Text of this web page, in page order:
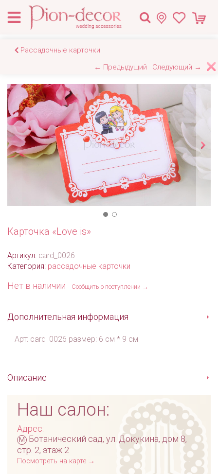
Рассадочные карточки
← Предыдущий
Следующий →
Карточка «Love is»
Артикул: card_0026
Категория: рассадочные карточки
Нет в наличии Сообщить о поступлении →
Дополнительная информация
Арт: card_0026 размер: 6 см * 9 см
Описание
Наш салон:
Адрес:
м Ботанический сад, ул. Докукина, дом 8,
стр. 2, этаж 2
Посмотреть на карте →